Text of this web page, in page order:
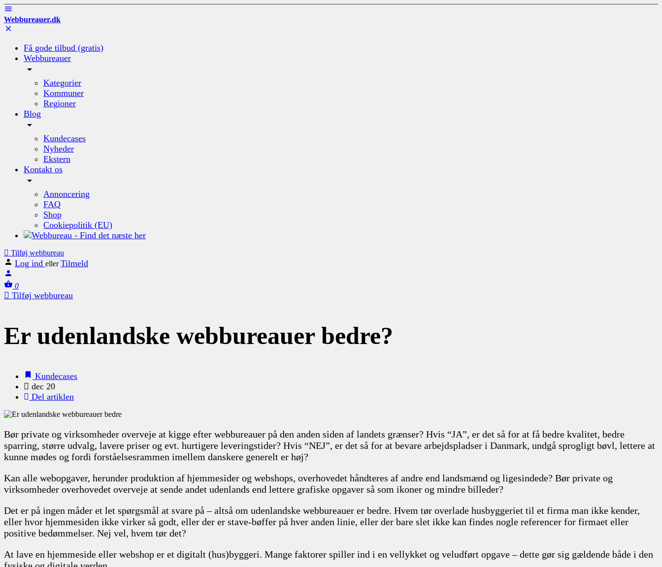
Webbureauer.dk
Få gode tilbud (gratis)
Webbureauer
Kategorier
Kommuner
Regioner
Blog
Kundecases
Nyheder
Ekstern
Kontakt os
Annoncering
FAQ
Shop
Cookiepolitik (EU)
Tilføj webbureau
Log ind eller Tilmeld
0
Tilføj webbureau
Er udenlandske webbureauer bedre?
Kundecases
dec 20
Del artiklen
Bør private og virksomheder overveje at kigge efter webbureauer på den anden siden af landets grænser? Hvis “JA”, er det så for at få bedre kvalitet, bedre
sparring, større udvalg, lavere priser og evt. hurtigere leveringstider? Hvis “NEJ”, er det så for at bevare arbejdspladser i Danmark, undgå sprogligt bøvl, lettere at
kunne mødes og fordi forståelsesrammen imellem danskere generelt er høj?
Kan alle webopgaver, herunder produktion af hjemmesider og webshops, overhovedet håndteres af andre end landsmænd og ligesindede? Bør private og
virksomheder overhovedet overveje at sende andet udenlands end lettere grafiske opgaver så som ikoner og mindre billeder?
Det er på ingen måder et let spørgsmål at svare på – altså om udenlandske webbureauer er bedre. Hvem tør overlade husbyggeriet til et firma man ikke kender,
eller hvor hjemmesiden ikke virker så godt, eller der er stave-bøffer på hver anden linie, eller der bare slet ikke kan findes nogle referencer for firmaet eller
positive bedømmelser. Nej vel, hvem tør det?
At lave en hjemmeside eller webshop er et digitalt (hus)byggeri. Mange faktorer spiller ind i en vellykket og veludført opgave – dette gør sig gældende både i den